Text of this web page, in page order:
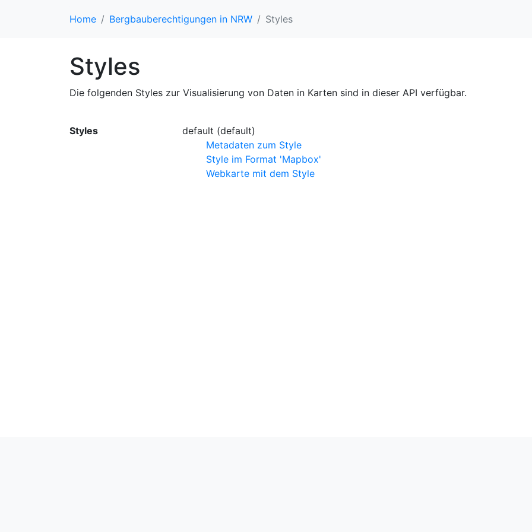
Home Bergbauberechtigungen in NRW Styles
Styles
Die folgenden Styles zur Visualisierung von Daten in Karten sind in dieser API verfügbar.
Styles
default (default)
Metadaten zum Style
Style im Format 'Mapbox'
Webkarte mit dem Style